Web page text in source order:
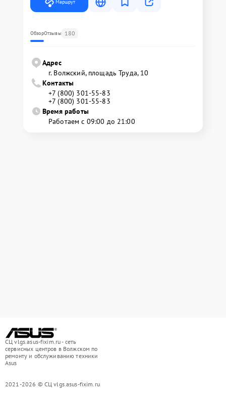
Маршрут
ОбзорОтзывы 180
Адрес
г. Волжский, площадь Труда, 10
Контакты
+7 (800) 301-55-83
+7 (800) 301-55-83
Время работы
Работаем с 09:00 до 21:00
СЦ vlgs.asus-fixim.ru - сеть
сервисных центров в Волжском по
ремонту и обслуживанию техники
Asus
2021-2026 © СЦ vlgs.asus-fixim.ru